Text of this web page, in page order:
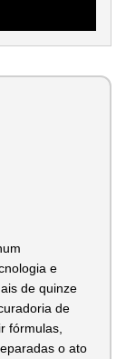
e
de quinze
de
fórmulas,
o ato